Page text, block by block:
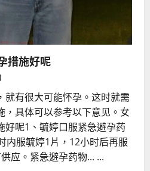
措施好呢
就有很大可能怀孕。这时就需
，具体可以参考以下意见。女
好呢1、毓婷口服紧急避孕药
内服毓婷1片，12小时后再服
应。紧急避孕药物... ...